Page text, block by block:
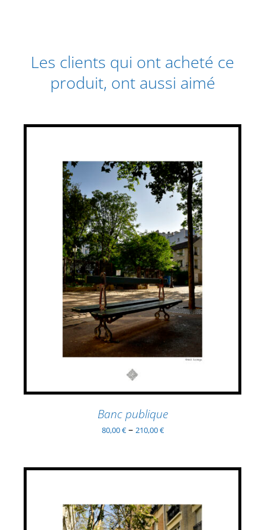
Les clients qui ont acheté ce
produit, ont aussi aimé
CHOIX DES OPTIONSCE
PRODUIT
A
PLUSIEURS
VARIATIONS.
LES
OPTIONS
PEUVENT
ÊTRE
LA
PAGE
/
DÉTAILS
Banc publique
80,00€– 210,00€